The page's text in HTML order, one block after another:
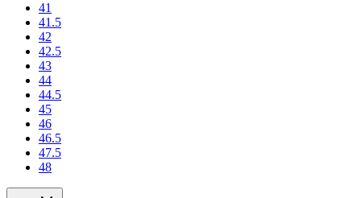
41
41.5
42
42.5
43
44
44.5
45
46
46.5
47.5
48